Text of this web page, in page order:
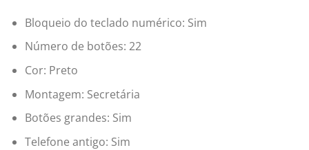
Bloqueio do teclado numérico: Sim
Número de botões: 22
Cor: Preto
Montagem: Secretária
Botões grandes: Sim
Telefone antigo: Sim